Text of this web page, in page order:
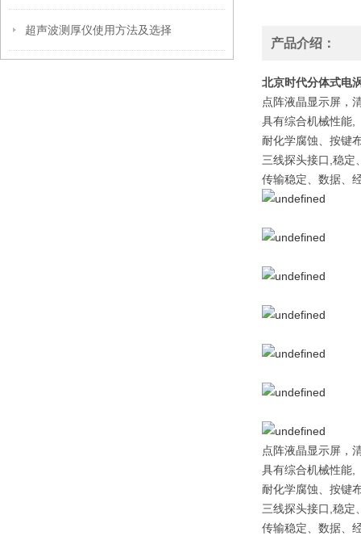
超声波测厚仪使用方法及选择
产品介绍：
北京时代分体式电
点阵液晶显示屏，
具有综合机械性能,
耐化学腐蚀、按键
三线探头接口,稳定
传输稳定、数据、
点阵液晶显示屏，
具有综合机械性能,
耐化学腐蚀、按键
三线探头接口,稳定
传输稳定、数据、